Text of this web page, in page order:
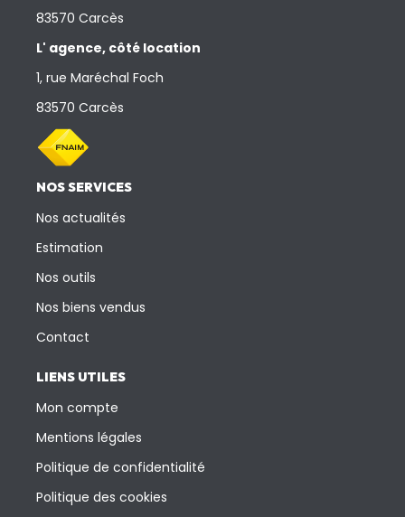
83570 Carcès
L' agence, côté location
1, rue Maréchal Foch
83570 Carcès
NOS SERVICES
Nos actualités
Estimation
Nos outils
Nos biens vendus
Contact
LIENS UTILES
Mon compte
Mentions légales
Politique de confidentialité
Politique des cookies